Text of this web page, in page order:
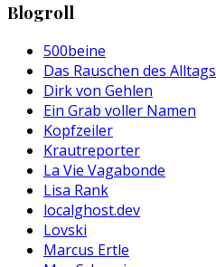
Blogroll
500beine
Das Rauschen des Alltags
Dirk von Gehlen
Ein Grab voller Namen
Kopfzeiler
Krautreporter
La Vie Vagabonde
Lisa Rank
localghost.dev
Lovski
Marcus Ertle